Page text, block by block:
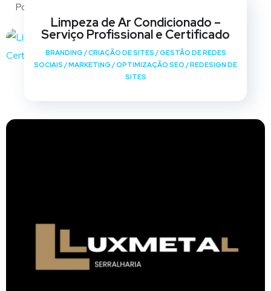
Portfólio
Limpeza de Ar Condicionado –
Serviço Profissional e Certificado
BRANDING /CRIAÇÃO DE SITES /GESTÃO DE REDES
SOCIAIS /MARKETING /OPTIMIZAÇÃO SEO /REDESIGN DE
SITES